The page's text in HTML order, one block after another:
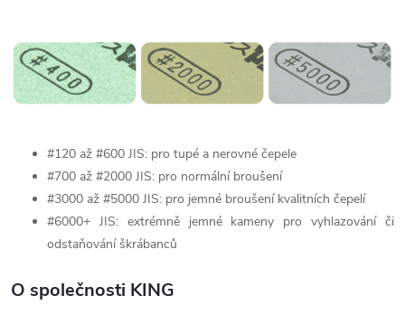
#120 až #600 JIS: pro tupé a nerovné čepele
#700 až #2000 JIS: pro normální broušení
#3000 až #5000 JIS: pro jemné broušení kvalitních čepelí
#6000+ JIS: extrémně jemné kameny pro vyhlazování či
odstaňování škrábanců
O společnosti KING